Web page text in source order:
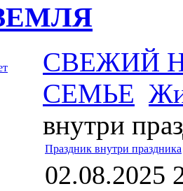
СВЕЖИЙ
СЕМЬЕ
внутри
Праздник внутри праздника
02.08.2025